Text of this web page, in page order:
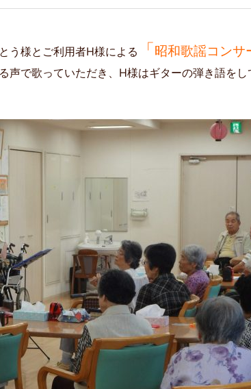
う様とご利用者H様による 「昭和歌謡コンサ
声で歌っていただき、H様はギターの弾き語を